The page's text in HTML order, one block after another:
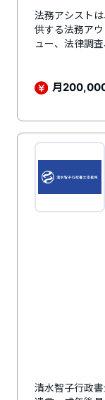
法務アシスト
供する法務ア
ュー、法律調
的な法務業務
体制が十分に
当者が伴走す
月
清水智子行政